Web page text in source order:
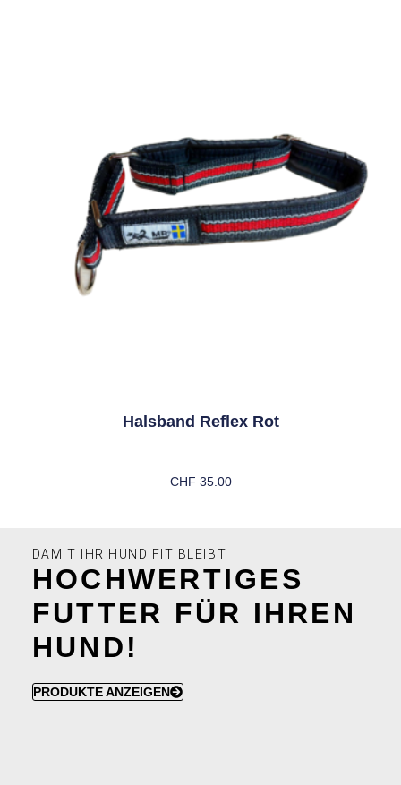
Halsband Reflex Rot
CHF 35.00
DAMIT IHR HUND FIT BLEIBT
HOCHWERTIGES
FUTTER FÜR IHREN
HUND!
PRODUKTE ANZEIGEN